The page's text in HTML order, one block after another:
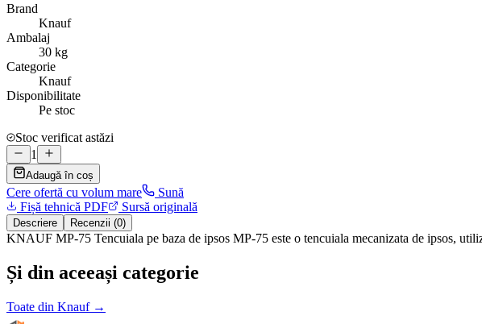
Brand
Knauf
Ambalaj
30 kg
Categorie
Knauf
Disponibilitate
Pe stoc
Stoc verificat astăzi
1
Adaugă în coș
Cere ofertă cu volum mare
Sună
Fișă tehnică PDF
Sursă originală
Descriere Recenzii (0)
KNAUF MP-75 Tencuiala pe baza de ipsos MP-75 este o tencuiala mecanizata de ipsos,
Și din aceeași categorie
Toate din Knauf→